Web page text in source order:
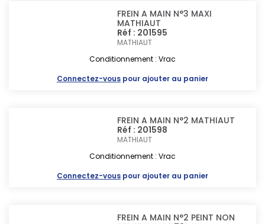
FREIN A MAIN N°3 MAXI
MATHIAUT
Réf : 201595
MATHIAUT
Conditionnement : Vrac
Connectez-vous pour ajouter au panier
FREIN A MAIN N°2 MATHIAUT
Réf : 201598
MATHIAUT
Conditionnement : Vrac
Connectez-vous pour ajouter au panier
FREIN A MAIN N°2 PEINT NON